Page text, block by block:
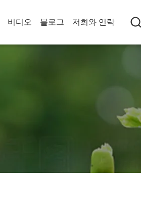
비디오 블로그 저희와 연락